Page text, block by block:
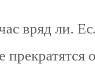
вряд ли.
прекратятся